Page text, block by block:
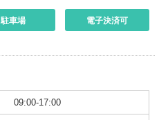
駐車場 電子決済可
09:00-17:00